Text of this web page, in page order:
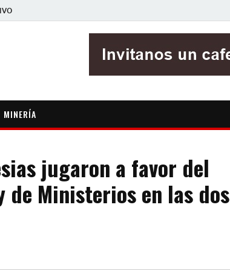
MINERÍA
jugaron a favor del
de Ministerios en las dos